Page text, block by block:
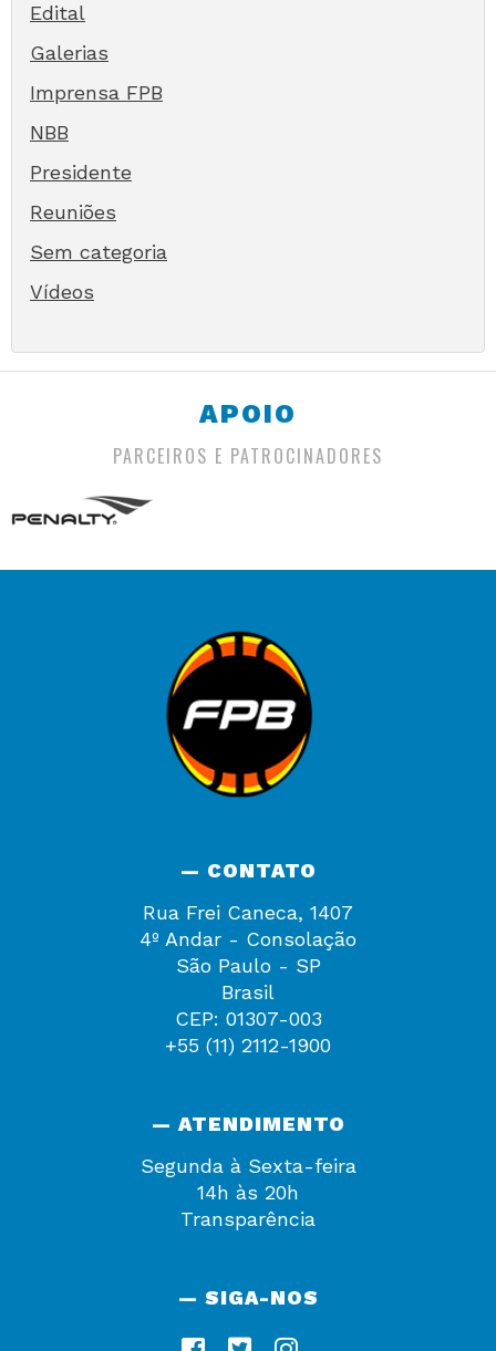
Edital
Galerias
Imprensa FPB
NBB
Presidente
Reuniões
Sem categoria
Vídeos
APOIO
PARCEIROS E PATROCINADORES
— CONTATO
Rua Frei Caneca, 1407
4º Andar - Consolação
São Paulo - SP
Brasil
CEP: 01307-003
+55 (11) 2112-1900
— ATENDIMENTO
Segunda à Sexta-feira
14h às 20h
Transparência
— SIGA-NOS